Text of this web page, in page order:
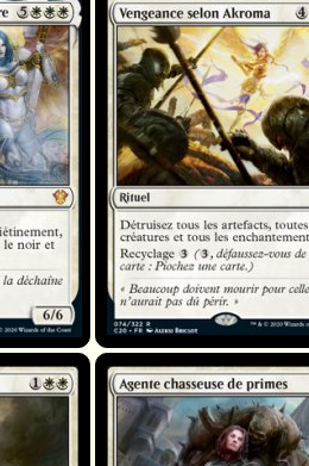
Vengeance selon Akroma
Agente chasseuse de primes